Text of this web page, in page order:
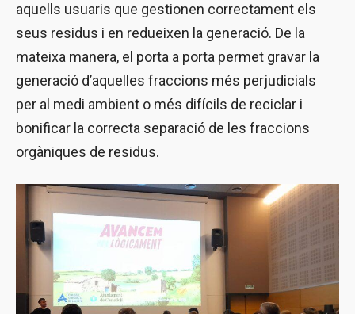
aquells usuaris que gestionen correctament els
seus residus i en redueixen la generació. De la
mateixa manera, el porta a porta permet gravar la
generació d’aquelles fraccions més perjudicials
per al medi ambient o més difícils de reciclar i
bonificar la correcta separació de les fraccions
orgàniques de residus.